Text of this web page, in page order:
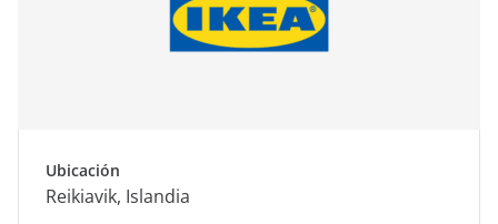
Ubicación
Reikiavik, Islandia